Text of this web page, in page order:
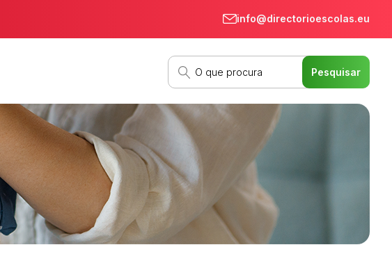
info@directorioescolas.eu